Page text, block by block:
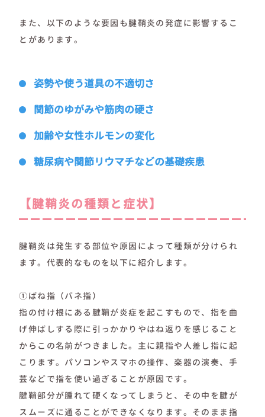
また、以下のような要因も腱鞘炎の発症に影響するこ
とがあります。
姿勢や使う道具の不適切さ
関節のゆがみや筋肉の硬さ
加齢や女性ホルモンの変化
糖尿病や関節リウマチなどの基礎疾患
【腱鞘炎の種類と症状】
腱鞘炎は発生する部位や原因によって種類が分けられ
ます。代表的なものを以下に紹介します。
①ばね指（バネ指）
指の付け根にある腱鞘が炎症を起こすもので、指を曲
げ伸ばしする際に引っかかりやはね返りを感じること
からこの名前がつきました。主に親指や人差し指に起
こります。パソコンやスマホの操作、楽器の演奏、手
芸などで指を使い過ぎることが原因です。
腱鞘部分が腫れて硬くなってしまうと、その中を腱が
スムーズに通ることができなくなります。そのまま指